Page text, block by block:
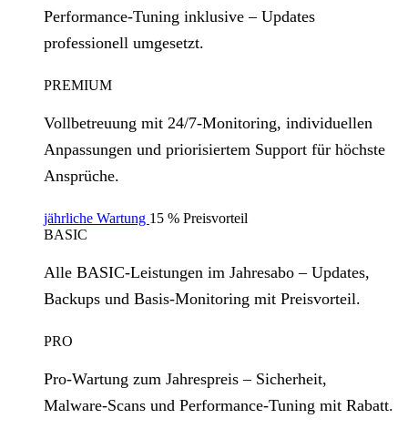
Performance‑Tuning inklusive – Updates
professionell umgesetzt.
PREMIUM
Vollbetreuung mit 24/7‑Monitoring, individuellen
Anpassungen und priorisiertem Support für höchste
Ansprüche.
jährliche Wartung 15 % Preisvorteil
BASIC
Alle BASIC‑Leistungen im Jahresabo – Updates,
Backups und Basis‑Monitoring mit Preisvorteil.
PRO
Pro‑Wartung zum Jahrespreis – Sicherheit,
Malware‑Scans und Performance‑Tuning mit Rabatt.